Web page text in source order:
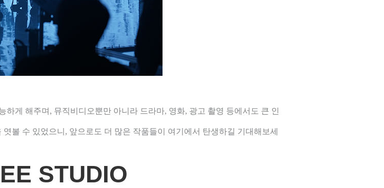
게 해주며, 뮤직비디오뿐만 아니라 드라마, 영화, 광고 촬영 등에서도 큰 인
볼 수 있었으니, 앞으로도 더 많은 작품들이 여기에서 탄생하길 기대해보세
STUDIO